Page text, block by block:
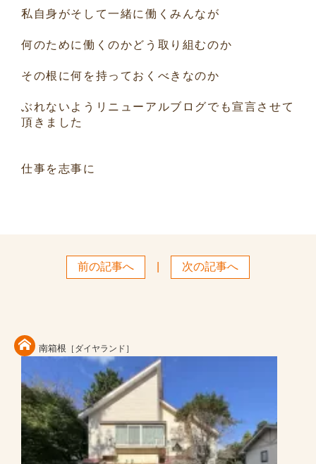
私自身がそして一緒に働くみんなが
何のために働くのかどう取り組むのか
その根に何を持っておくべきなのか
ぶれないようリニューアルブログでも宣言させて
頂きました
仕事を志事に
前の記事へ 次の記事へ
南箱根 ［ダイヤランド］